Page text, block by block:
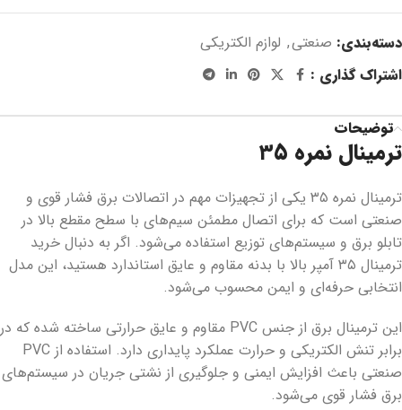
دسته‌بندی: صنعتی, لوازم الکتریکی
اشتراک گذاری :
توضیحات
ترمینال نمره ۳۵
ترمینال نمره ۳۵ یکی از تجهیزات مهم در اتصالات برق فشار قوی و
صنعتی است که برای اتصال مطمئن سیم‌های با سطح مقطع بالا در
تابلو برق و سیستم‌های توزیع استفاده می‌شود. اگر به دنبال خرید
ترمینال ۳۵ آمپر بالا با بدنه مقاوم و عایق استاندارد هستید، این مدل
انتخابی حرفه‌ای و ایمن محسوب می‌شود.
این ترمینال برق از جنس PVC مقاوم و عایق حرارتی ساخته شده که در
برابر تنش الکتریکی و حرارت عملکرد پایداری دارد. استفاده از PVC
صنعتی باعث افزایش ایمنی و جلوگیری از نشتی جریان در سیستم‌های
برق فشار قوی می‌شود.